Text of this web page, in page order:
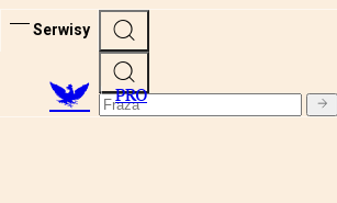
Serwisy
PRO